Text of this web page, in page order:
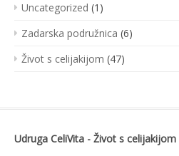
Uncategorized (1)
Zadarska podružnica (6)
Život s celijakijom (47)
Udruga CeliVita - Život s celijakijom